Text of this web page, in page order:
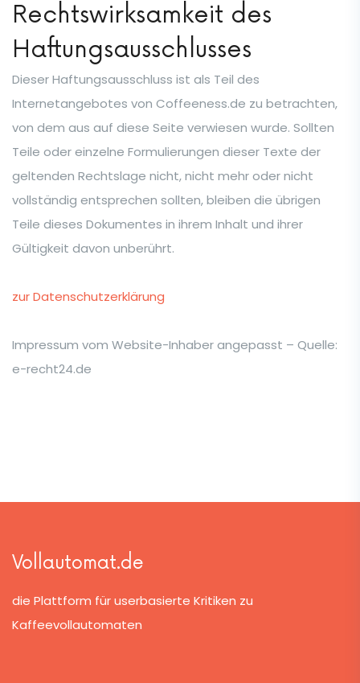
Rechtswirksamkeit des
Haftungsausschlusses
Dieser Haftungsausschluss ist als Teil des
Internetangebotes von Coffeeness.de zu betrachten,
von dem aus auf diese Seite verwiesen wurde. Sollten
Teile oder einzelne Formulierungen dieser Texte der
geltenden Rechtslage nicht, nicht mehr oder nicht
vollständig entsprechen sollten, bleiben die übrigen
Teile dieses Dokumentes in ihrem Inhalt und ihrer
Gültigkeit davon unberührt.
zur Datenschutzerklärung
Impressum vom Website-Inhaber angepasst – Quelle:
e-recht24.de
Vollautomat.de
die Plattform für userbasierte Kritiken zu
Kaffeevollautomaten